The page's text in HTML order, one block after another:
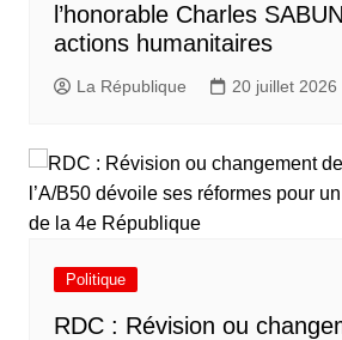
l’honorable Charles
actions humanitaires
La République 20 juillet 2026
Politique
RDC : Révision ou